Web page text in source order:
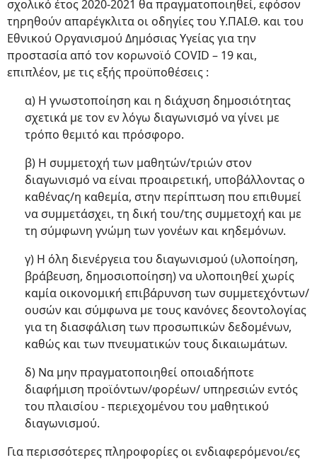
σχολικό έτος 2020-2021 θα πραγματοποιηθεί, εφόσον
τηρηθούν απαρέγκλιτα οι οδηγίες του Υ.ΠΑΙ.Θ. και του
Εθνικού Οργανισμού Δημόσιας Υγείας για την
προστασία από τον κορωνοϊό COVID – 19 και,
επιπλέον, με τις εξής προϋποθέσεις :
α) Η γνωστοποίηση και η διάχυση δημοσιότητας
σχετικά με τον εν λόγω διαγωνισμό να γίνει με
τρόπο θεμιτό και πρόσφορο.
β) Η συμμετοχή των μαθητών/τριών στον
διαγωνισμό να είναι προαιρετική, υποβάλλοντας ο
καθένας/η καθεμία, στην περίπτωση που επιθυμεί
να συμμετάσχει, τη δική του/της συμμετοχή και με
τη σύμφωνη γνώμη των γονέων και κηδεμόνων.
γ) Η όλη διενέργεια του διαγωνισμού (υλοποίηση,
βράβευση, δημοσιοποίηση) να υλοποιηθεί χωρίς
καμία οικονομική επιβάρυνση των συμμετεχόντων/
ουσών και σύμφωνα με τους κανόνες δεοντολογίας
για τη διασφάλιση των προσωπικών δεδομένων,
καθώς και των πνευματικών τους δικαιωμάτων.
δ) Να μην πραγματοποιηθεί οποιαδήποτε
διαφήμιση προϊόντων/φορέων/ υπηρεσιών εντός
του πλαισίου - περιεχομένου του μαθητικού
διαγωνισμού.
Για περισσότερες πληροφορίες οι ενδιαφερόμενοι/ες